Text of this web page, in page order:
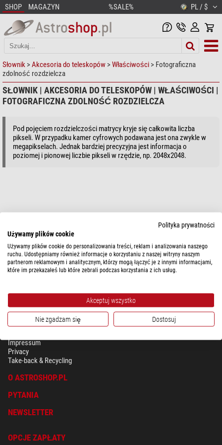
SHOP MAGAZYN %SALE% PL / $
Słownik >Akcesoria do teleskopów >Właściwości > Fotograficzna
zdolność rozdzielcza
SŁOWNIK | AKCESORIA DO TELESKOPÓW | WŁAŚCIWOŚCI |
FOTOGRAFICZNA ZDOLNOŚĆ ROZDZIELCZA
Pod pojęciem rozdzielczości matrycy kryje się całkowita liczba
pikseli. W przypadku kamer cyfrowych podawana jest ona zwykle w
megapikselach. Jednak bardziej precyzyjna jest informacja o
poziomej i pionowej liczbie pikseli w rzędzie, np. 2048x2048.
BEZPIECZEŃSTWO & OCHRONA DANYCH OSOBISTYCH
Impressum
Privacy
Take-back & Recycling
O ASTROSHOP.PL
PYTANIA
NEWSLETTER
OPCJE ZAPŁATY
Polityka prywatności
Używamy plików cookie
Używamy plików cookie do personalizowania treści, reklam i analizowania naszego
ruchu. Udostępniamy również informacje o korzystaniu z naszej witryny naszym
partnerom reklamowym i analitycznym, którzy mogą łączyć je z innymi informacjami,
które im przekazałeś lub które zebrali podczas korzystania z ich usług.
Akceptuj wszystko
Nie zgadzam się Dostosuj